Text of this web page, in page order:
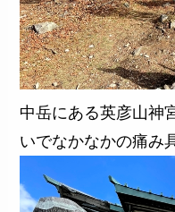
中岳にある英彦山神
いでなかなかの痛み